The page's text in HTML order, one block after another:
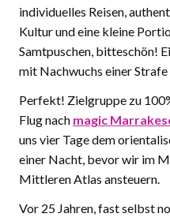
individuelles Reisen,
Kultur und eine kleine
Samtpuschen, bitteschön!
mit Nachwuchs einer Strafe
Perfekt! Zielgruppe zu
Flug nach magic
uns vier Tage dem
einer Nacht, bevor wir im
Mittleren Atlas ansteuern.
Vor 25 Jahren, fast selbst